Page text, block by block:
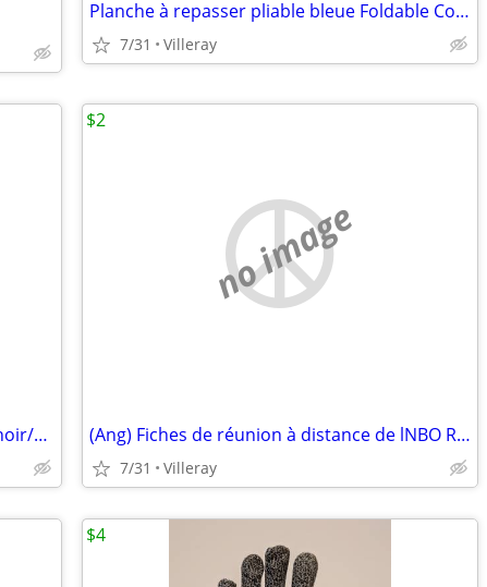
Planche à repasser pliable bleue Foldable Compact Blue Ironing Board
7/31 Villeray
Lunettes de protection faciale masque noir/Black Face Shield Glasses
no image
(Ang) Fiches de réunion à distance de lNBO Remote Meeting Cards (Eng)
7/31 Villeray
$2
$4